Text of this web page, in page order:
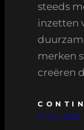
steeds
inzetten
merken
creëren
17 JULI 2026